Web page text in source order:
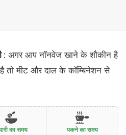
: अगर आप नॉनवेज खाने के शौकीन है
मीट और दाल के कॉम्बिनेशन से
का समय
पकने का समय